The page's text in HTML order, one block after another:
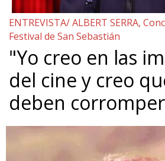
ENTREVISTA/ ALBERT SERRA,
Festival de San Sebastián
"Yo creo en las
del cine y creo
deben